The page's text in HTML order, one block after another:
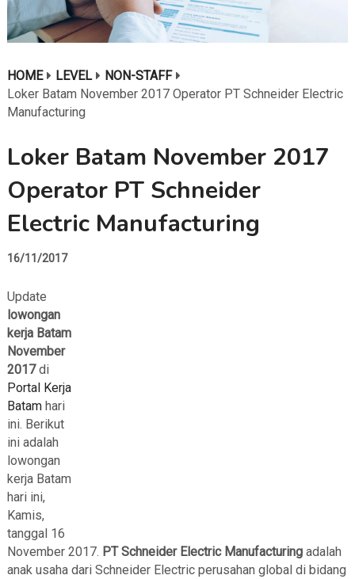
HOME LEVEL
NON-STAFF
Loker Batam November 2017 Operator PT Schneider Electric
Manufacturing
Loker Batam November 2017
Operator PT Schneider
Electric Manufacturing
16/11/2017
Update
lowongan
kerja Batam
November
2017di
Portal Kerja
Batamhari
ini. Berikut
ini adalah
lowongan
kerja Batam
hari ini,
Kamis,
tanggal 16
November 2017. PT Schneider Electric Manufacturingadalah
anak usaha dari Schneider Electric perusahan global di bidang